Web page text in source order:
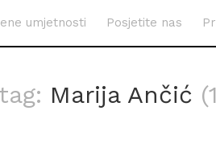
umjetnosti Posjetite nas
Marija Ančić